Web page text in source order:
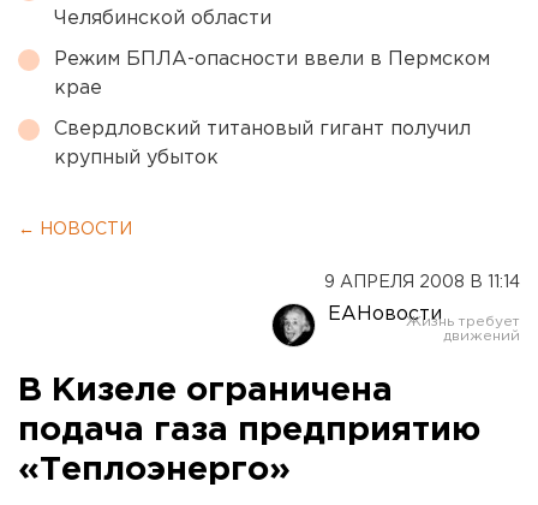
Челябинской области
Режим БПЛА-опасности ввели в Пермском
крае
Свердловский титановый гигант получил
крупный убыток
← НОВОСТИ
9 АПРЕЛЯ 2008 В 11:14
ЕАНовости
В Кизеле ограничена
подача газа предприятию
«Теплоэнерго»